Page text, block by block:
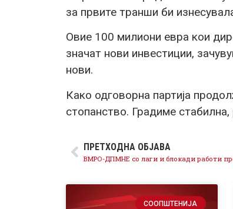
за првите транши би
Овие 100 милиони евра кои
значат нови инвестиции,
нови.
Како одговорна партија
стопанство. Градиме стабилна,
ПРЕТХОДНА ОБЈАВА
СООПШТЕНИЈА